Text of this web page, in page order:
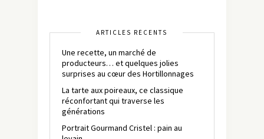
ARTICLES RÉCENTS
Une recette, un marché de
producteurs… et quelques jolies
surprises au cœur des Hortillonnages
La tarte aux poireaux, ce classique
réconfortant qui traverse les
générations
Portrait Gourmand Cristel : pain au